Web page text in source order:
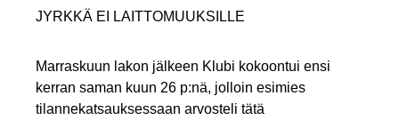
JYRKKÄ EI LAITTOMUUKSILLE
Marraskuun lakon jälkeen Klubi kokoontui ensi
kerran saman kuun 26 p:nä, jolloin esimies
tilannekatsauksessaan arvosteli tätä